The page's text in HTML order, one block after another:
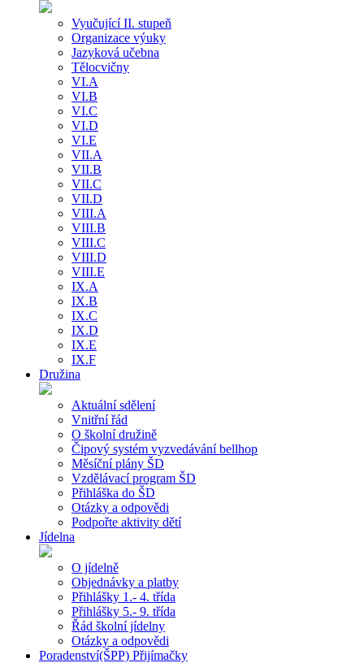
Vyučující II. stupeň
Organizace výuky
Jazyková učebna
Tělocvičny
VI.A
VI.B
VI.C
VI.D
VI.E
VII.A
VII.B
VII.C
VII.D
VIII.A
VIII.B
VIII.C
VIII.D
VIII.E
IX.A
IX.B
IX.C
IX.D
IX.E
IX.F
Družina
Aktuální sdělení
Vnitřní řád
O školní družině
Čipový systém vyzvedávání bellhop
Měsíční plány ŠD
Vzdělávací program ŠD
Přihláška do ŠD
Otázky a odpovědi
Podpořte aktivity dětí
Jídelna
O jídelně
Objednávky a platby
Přihlášky 1.- 4. třída
Přihlášky 5.- 9. třída
Řád školní jídelny
Otázky a odpovědi
Poradenství(ŠPP) Přijímačky